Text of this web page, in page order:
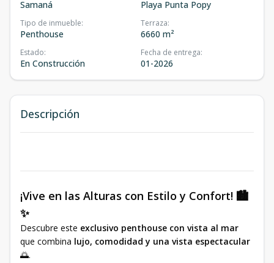
Samaná Playa Punta Popy
Tipo de inmueble:
Penthouse
Terraza:
6660 m²
Estado:
En Construcción
Fecha de entrega:
01-2026
Descripción
¡Vive en las Alturas con Estilo y Confort! 🏙️
✨
Descubre este exclusivo penthouse con vista al mar
que combina lujo, comodidad y una vista espectacular
🌅.